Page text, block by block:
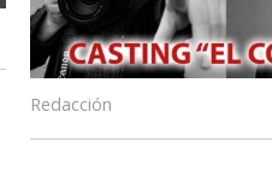
Redacción